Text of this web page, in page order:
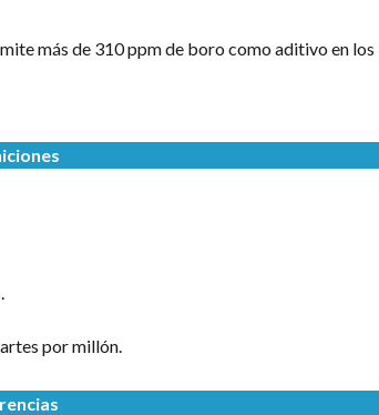
más de 310 ppm de boro como aditivo en los
por millón.